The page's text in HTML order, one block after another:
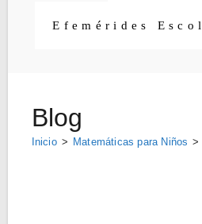
Efemérides
Blog
Inicio > Matemáticas para Niños >